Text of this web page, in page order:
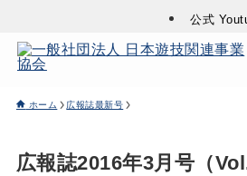
公式
ホーム 広報誌最新号
広報誌2016年3月号（